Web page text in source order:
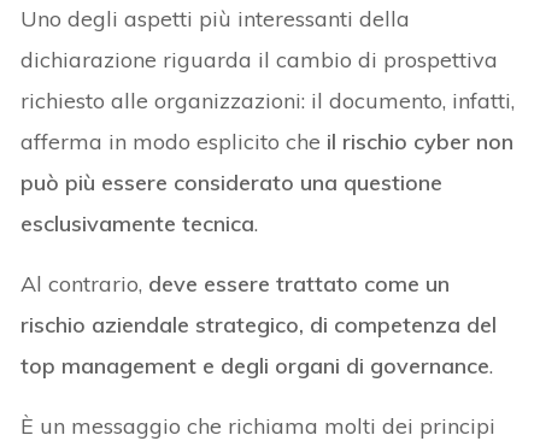
Uno degli aspetti più interessanti della
dichiarazione riguarda il cambio di prospettiva
richiesto alle organizzazioni: il documento, infatti,
afferma in modo esplicito che il rischio cyber non
può più essere considerato una questione
esclusivamente tecnica.
Al contrario, deve essere trattato come un
rischio aziendale strategico, di competenza del
top management e degli organi di governance.
È un messaggio che richiama molti dei principi